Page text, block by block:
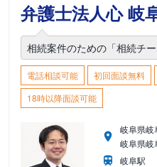
弁護士法人心 岐
相続案件のための「相続チ
電話相談可能 初回面談無料
18時以降面談可能
岐阜県岐
岐阜県岐
岐阜駅